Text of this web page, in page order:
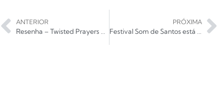
ANTERIOR
Resenha – Twisted Prayers – Gruesome
PRÓXIMA
Festival Som de Santos está com inscrições abertas até sábado